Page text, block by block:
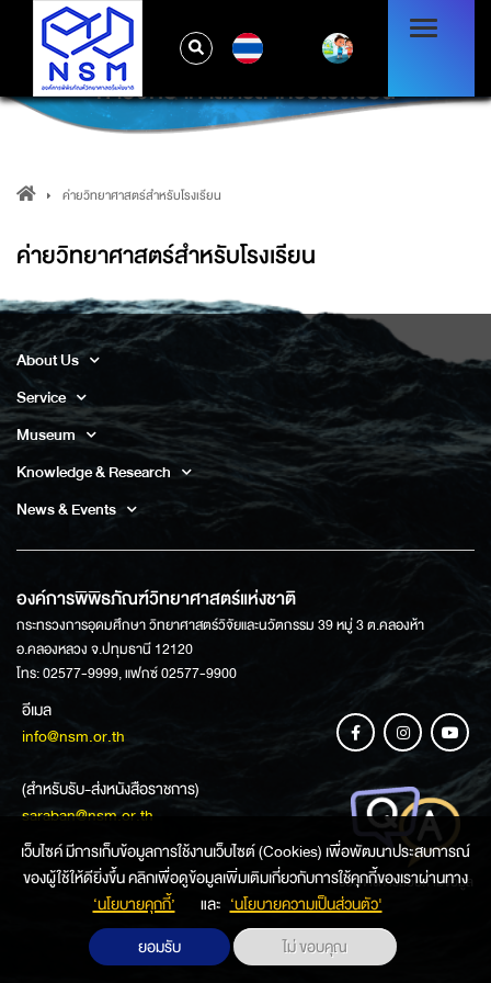
ค่ายวิทยาศาสตร์สำหรับโรงเรียน
ค่ายวิทยาศาสตร์สำหรับโรงเรียน
ค่ายวิทยาศาสตร์สำหรับโรงเรียน
About Us
Service
Museum
Knowledge & Research
News & Events
องค์การพิพิธภัณฑ์วิทยาศาสตร์แห่งชาติ
กระทรวงการอุดมศึกษา วิทยาศาสตร์วิจัยและนวัตกรรม 39 หมู่ 3 ต.คลองห้า
อ.คลองหลวง จ.ปทุมธานี 12120
โทร: 02577-9999, แฟกซ์ 02577-9900
อีเมล
info@nsm.or.th
(สำหรับรับ-ส่งหนังสือราชการ)
saraban@nsm.or.th
ช่องทางการสอบถามข้อมูล
เว็บไซค์ มีการเก็บข้อมูลการใช้งานเว็บไซต์ (Cookies) เพื่อพัฒนาประสบการณ์
ของผู้ใช้ให้ดียิ่งขึ้น คลิกเพื่อดูข้อมูลเพิ่มเติมเกี่ยวกับการใช้คุกกี้ของเราผ่านทาง
‘นโยบายคุกกี้’
และ ‘นโยบายความเป็นส่วนตัว'
ยอมรับ
ไม่ ขอบคุณ